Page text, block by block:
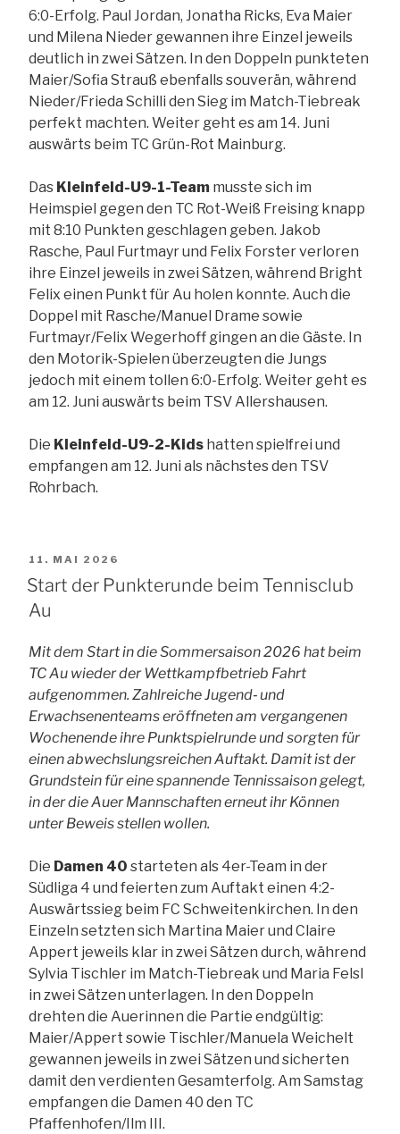
6:0-Erfolg. Paul Jordan, Jonatha Ricks, Eva Maier
und Milena Nieder gewannen ihre Einzel jeweils
deutlich in zwei Sätzen. In den Doppeln punkteten
Maier/Sofia Strauß ebenfalls souverän, während
Nieder/Frieda Schilli den Sieg im Match-Tiebreak
perfekt machten. Weiter geht es am 14. Juni
auswärts beim TC Grün-Rot Mainburg.
Das Kleinfeld-U9-1-Team musste sich im
Heimspiel gegen den TC Rot-Weiß Freising knapp
mit 8:10 Punkten geschlagen geben. Jakob
Rasche, Paul Furtmayr und Felix Forster verloren
ihre Einzel jeweils in zwei Sätzen, während Bright
Felix einen Punkt für Au holen konnte. Auch die
Doppel mit Rasche/Manuel Drame sowie
Furtmayr/Felix Wegerhoff gingen an die Gäste. In
den Motorik-Spielen überzeugten die Jungs
jedoch mit einem tollen 6:0-Erfolg. Weiter geht es
am 12. Juni auswärts beim TSV Allershausen.
Die Kleinfeld-U9-2-Kids hatten spielfrei und
empfangen am 12. Juni als nächstes den TSV
Rohrbach.
VERÖFFENTLICHT
AM
11. MAI 2026
Start der Punkterunde beim Tennisclub
Au
Mit dem Start in die Sommersaison 2026 hat beim
TC Au wieder der Wettkampfbetrieb Fahrt
aufgenommen. Zahlreiche Jugend‑ und
Erwachsenenteams eröffneten am vergangenen
Wochenende ihre Punktspielrunde und sorgten für
einen abwechslungsreichen Auftakt. Damit ist der
Grundstein für eine spannende Tennissaison gelegt,
in der die Auer Mannschaften erneut ihr Können
unter Beweis stellen wollen.
Die Damen 40 starteten als 4er-Team in der
Südliga 4 und feierten zum Auftakt einen 4:2-
Auswärtssieg beim FC Schweitenkirchen. In den
Einzeln setzten sich Martina Maier und Claire
Appert jeweils klar in zwei Sätzen durch, während
Sylvia Tischler im Match-Tiebreak und Maria Felsl
in zwei Sätzen unterlagen. In den Doppeln
drehten die Auerinnen die Partie endgültig:
Maier/Appert sowie Tischler/Manuela Weichelt
gewannen jeweils in zwei Sätzen und sicherten
damit den verdienten Gesamterfolg. Am Samstag
empfangen die Damen 40 den TC
Pfaffenhofen/Ilm III.